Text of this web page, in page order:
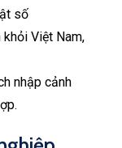
số
Việt Nam,
nhập cảnh